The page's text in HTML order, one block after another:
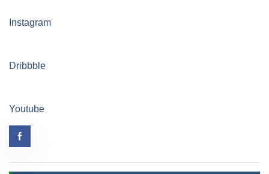
Instagram
Dribbble
Youtube